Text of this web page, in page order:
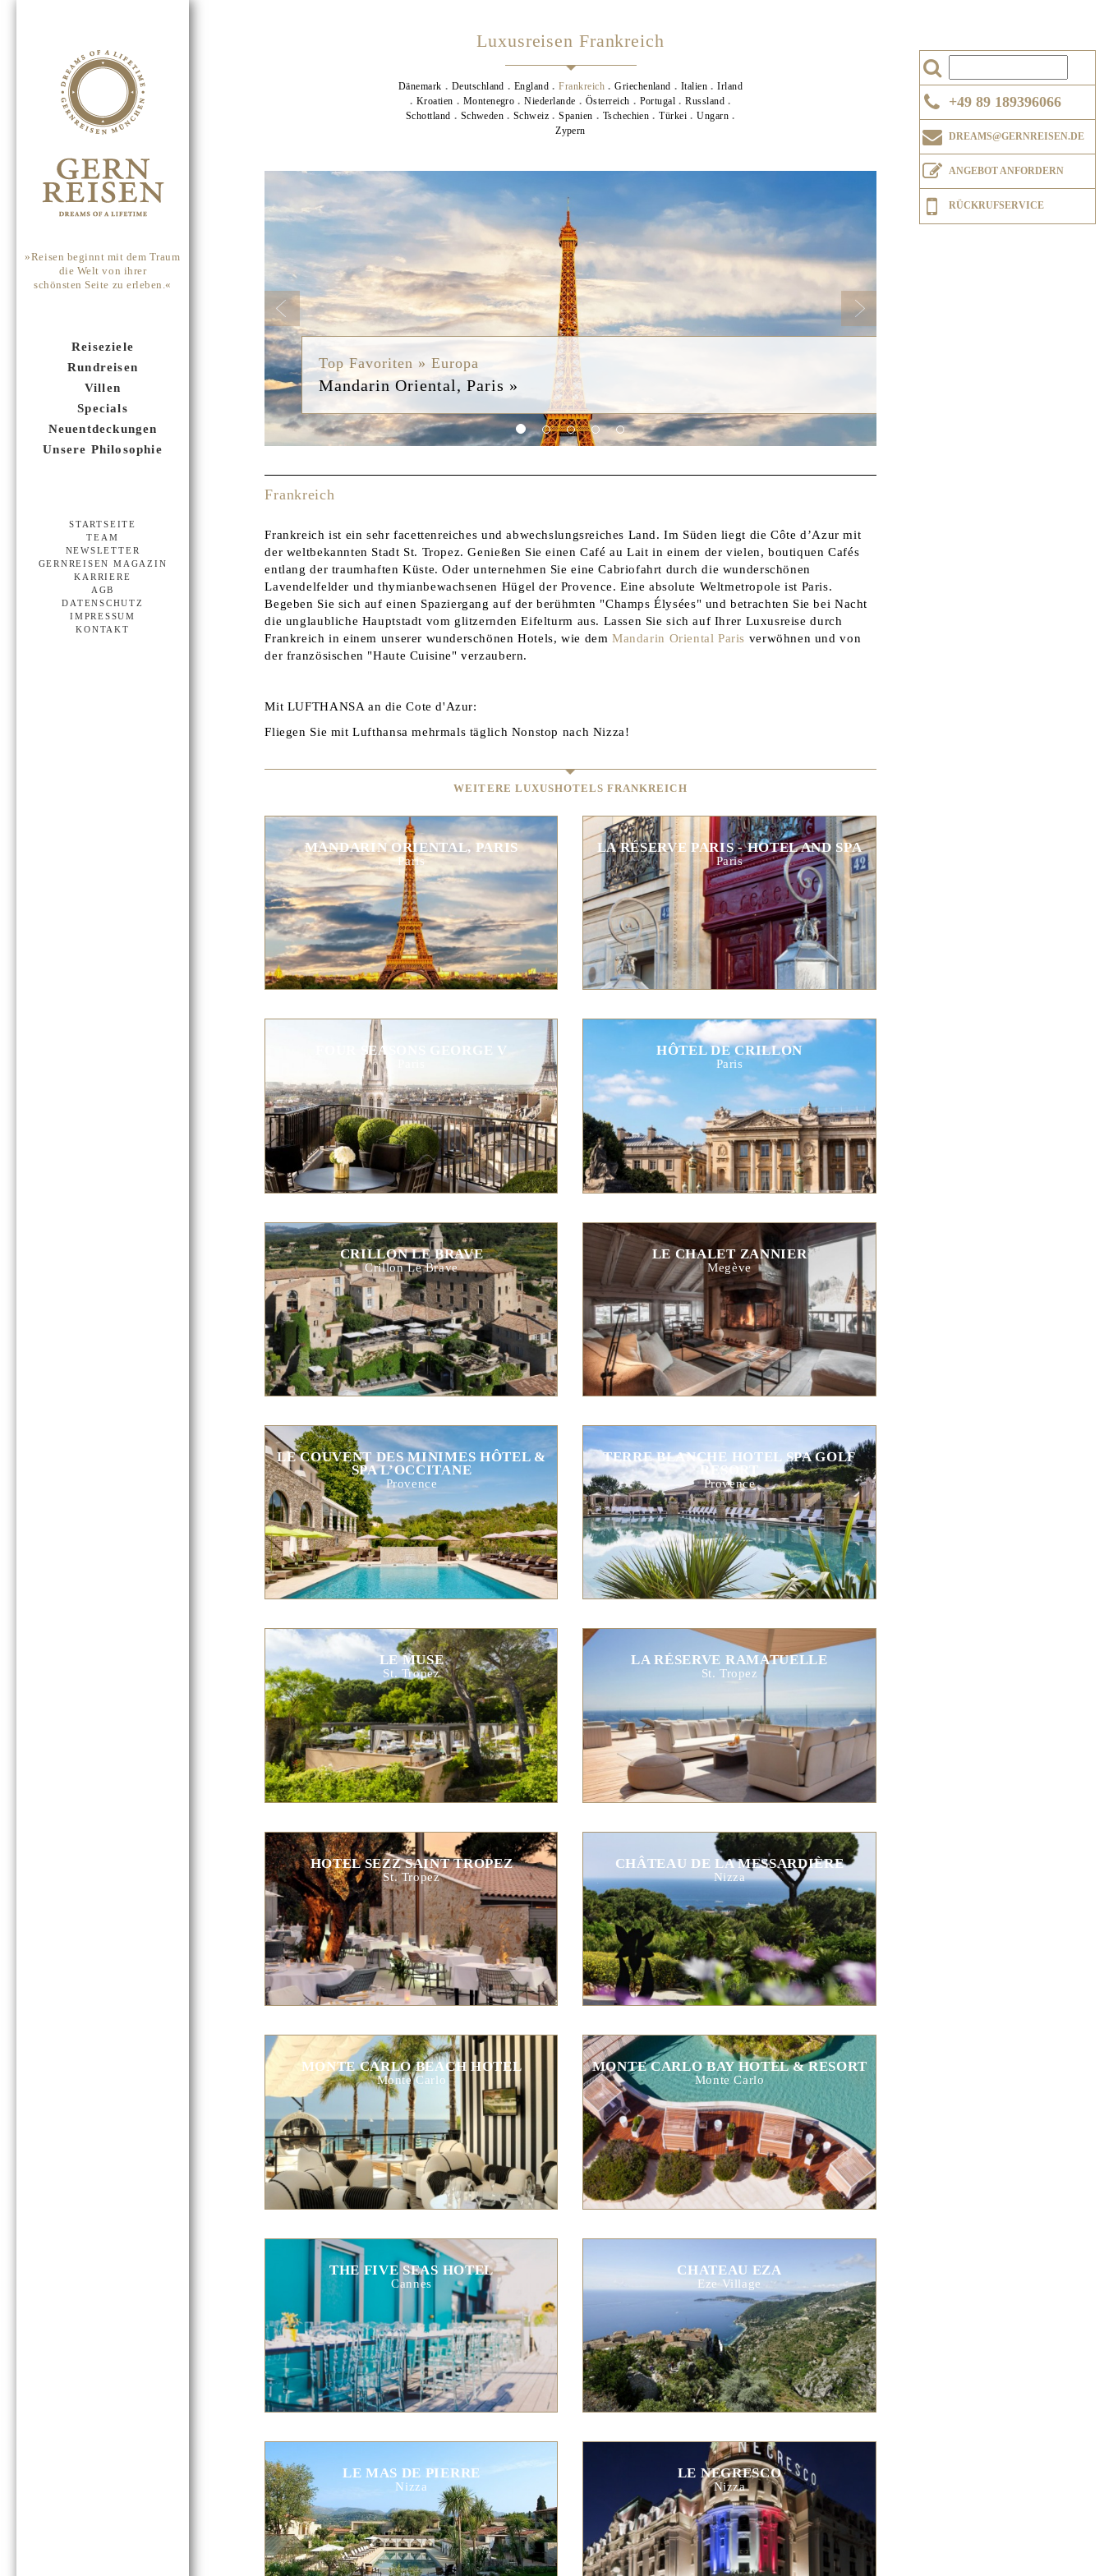
»Reisen beginnt mit dem Traum
die Welt von ihrer
schönsten Seite zu erleben.«
Reiseziele
Rundreisen
Villen
Specials
Neuentdeckungen
Unsere Philosophie
STARTSEITE
TEAM
NEWSLETTER
GERNREISEN MAGAZIN
KARRIERE
AGB
DATENSCHUTZ
IMPRESSUM
KONTAKT
+49 89 189396066
DREAMS@GERNREISEN.DE
ANGEBOT ANFORDERN
RÜCKRUFSERVICE
Luxusreisen Frankreich
Dänemark Deutschland England Frankreich Griechenland Italien
Irland
Kroatien
Montenegro Niederlande Österreich Portugal
Russland
Schottland
Schweden Schweiz Spanien Tschechien Türkei
Ungarn
Zypern
Top Favoriten » Europa
La Réserve Ramatuelle »
Previous
Frankreich
Frankreich ist ein sehr facettenreiches und abwechslungsreiches Land. Im Süden liegt die Côte d’Azur mit
der weltbekannten Stadt St. Tropez. Genießen Sie einen Café au Lait in einem der vielen, boutiquen Cafés
entlang der traumhaften Küste. Oder unternehmen Sie eine Cabriofahrt durch die wunderschönen
Lavendelfelder und thymianbewachsenen Hügel der Provence. Eine absolute Weltmetropole ist Paris.
Begeben Sie sich auf einen Spaziergang auf der berühmten "Champs Élysées" und betrachten Sie bei Nacht
die unglaubliche Hauptstadt vom glitzernden Eifelturm aus. Lassen Sie sich auf Ihrer Luxusreise durch
Frankreich in einem unserer wunderschönen Hotels, wie dem Mandarin Oriental Paris verwöhnen und von
der französischen "Haute Cuisine" verzaubern.
Mit LUFTHANSA an die Cote d'Azur:
Fliegen Sie mit Lufthansa mehrmals täglich Nonstop nach Nizza!
WEITERE LUXUSHOTELS FRANKREICH
MANDARIN ORIENTAL, PARIS
Paris
LA RÉSERVE PARIS - HOTEL AND SPA
Paris
FOUR SEASONS GEORGE V HÔTEL DE CRILLON
Paris
CRILLON LE BRAVE
Crillon Le Brave
LE CHALET ZANNIER
Megève
LE COUVENT DES MINIMES HÔTEL &
SPA L’OCCITANE
Provence
TERRE BLANCHE HOTEL SPA GOLF
RESORT
Provence
LE MUSE
St. Tropez
LA RÉSERVE RAMATUELLE
St. Tropez
HOTEL SEZZ SAINT TROPEZ
St. Tropez
CHÂTEAU DE LA MESSARDIÈRE
Nizza
MONTE CARLO BEACH HOTEL
Monte Carlo
MONTE CARLO BAY HOTEL & RESORT
Monte Carlo
THE FIVE SEAS HOTEL
Cannes
CHATEAU EZA
Eze Village
LE MAS DE PIERRE
Nizza
LE NEGRESCO
Nizza